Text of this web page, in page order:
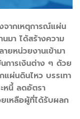
จากเหตุการณ์แผ่น
มา ได้สร้างความ
ยหน่วยงานเข้ามา
การเงินต่าง ๆ ด้วย
แผ่นดินไหว บรรเทา
หนี้ ลดอัตรา
เหลือผู้ที่ได้รับผลก